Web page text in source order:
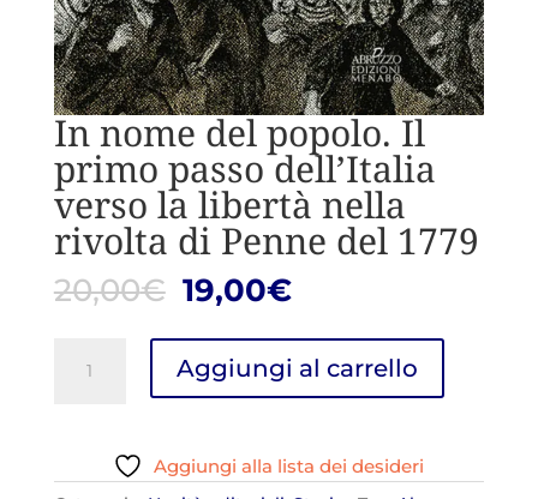
In nome del popolo. Il
primo passo dell’Italia
verso la libertà nella
rivolta di Penne del 1779
20,00€ Il
originale
era:
20,00€.
19,00€Il
attuale
è:
19,00€.
nome
Aggiungi al carrello
Aggiungi alla lista dei desideri